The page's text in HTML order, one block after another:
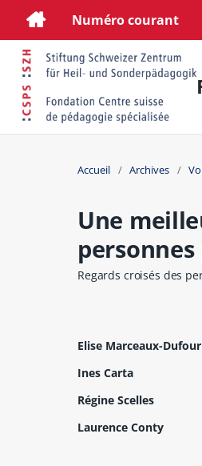
Numéro courant
Accueil / Archives /
Une
Regards croisés des
Elise Marceaux-Dufour
Ines Carta
Régine Scelles
Laurence Conty